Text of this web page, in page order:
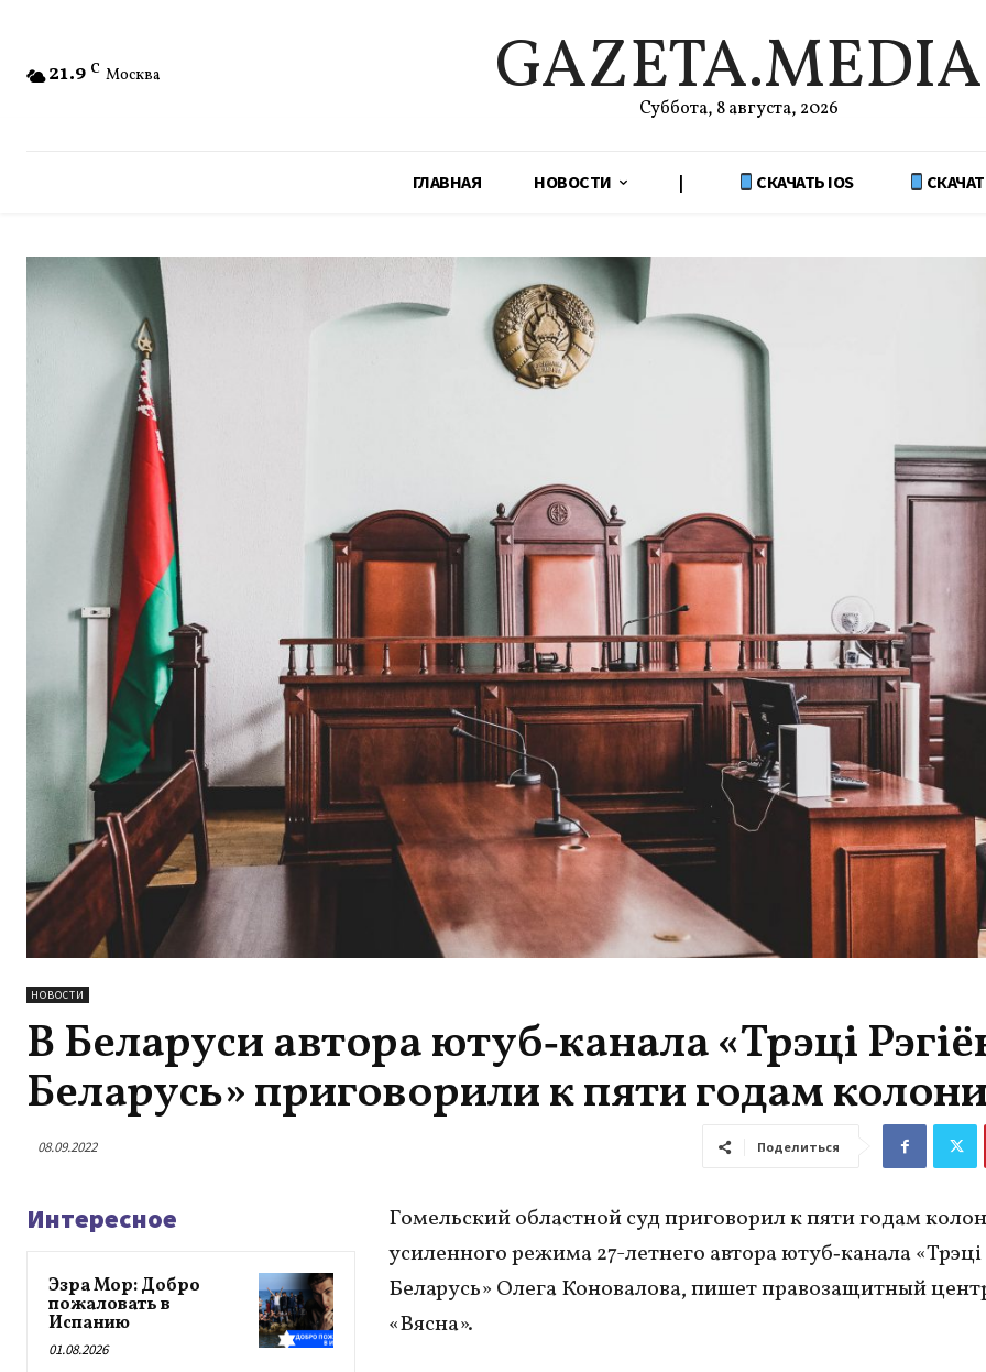
21.9 C Москва GAZETA.MEDIA
Суббота, 8 августа, 2026
ГЛАВНАЯ НОВОСТИ | СКАЧАТЬ IOS
НОВОСТИ
В Беларуси автора ютуб‑канала «Трэцi
Беларусь» приговорили к пяти годам
08.09.2022 Поделиться
Интересное
Эзра Мор: Добро
пожаловать в
Испанию
01.08.2026
Гомельский областной суд приговорил к пяти годам
усиленного режима 27-летнего автора ютуб‑канала
Беларусь» Олега Коновалова, пишет правозащитный
«Вясна».